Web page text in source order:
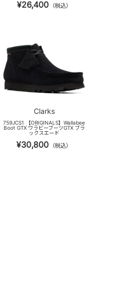
¥26,400 （税込）
Clarks
759JCS1 【ORIGINALS】Wallabee
Boot GTX ワラビーブーツGTX ブラ
ックスエード
¥30,800 （税込）